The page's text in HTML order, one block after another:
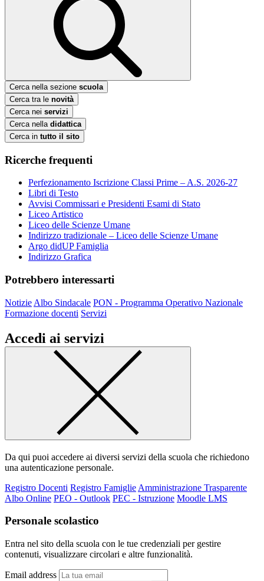
Cerca nella sezione scuola
Cerca tra le novità
Cerca nei servizi
Cerca nella didattica
Cerca in tutto il sito
Ricerche frequenti
Perfezionamento Iscrizione Classi Prime – A.S. 2026-27
Libri di Testo
Avvisi Commissari e Presidenti Esami di Stato
Liceo Artistico
Liceo delle Scienze Umane
Indirizzo tradizionale – Liceo delle Scienze Umane
Argo didUP Famiglia
Indirizzo Grafica
Potrebbero interessarti
Notizie Albo Sindacale PON - Programma Operativo Nazionale
Formazione docenti Servizi
Accedi ai servizi
Da qui puoi accedere ai diversi servizi della scuola che richiedono
una autenticazione personale.
Registro Docenti Registro Famiglie Amministrazione Trasparente
Albo Online PEO - Outlook PEC - Istruzione Moodle LMS
Personale scolastico
Entra nel sito della scuola con le tue credenziali per gestire
contenuti, visualizzare circolari e altre funzionalità.
Email address